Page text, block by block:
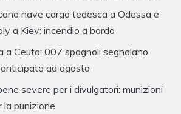
nave cargo tedesca a Odessa e
a Kiev: incendio a bordo
a Ceuta: 007 spagnoli segnalano
ad agosto
severe per i divulgatori: munizioni
la punizione